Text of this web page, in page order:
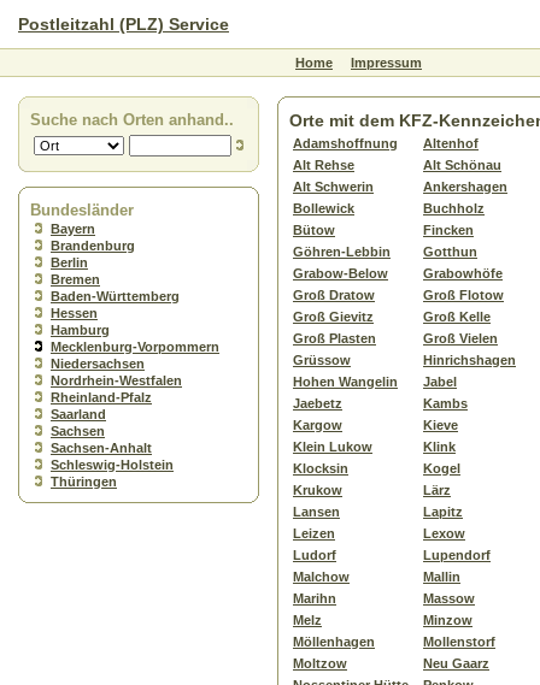
Postleitzahl (PLZ) Service
Home Impressum
Suche nach Orten anhand..
Bundesländer
Bayern
Brandenburg
Berlin
Bremen
Baden-Württemberg
Hessen
Hamburg
Mecklenburg-Vorpommern
Niedersachsen
Nordrhein-Westfalen
Rheinland-Pfalz
Saarland
Sachsen
Sachsen-Anhalt
Schleswig-Holstein
Thüringen
Orte mit dem KFZ-
Adamshoffnung
Altenhof
Alt Rehse
Alt Schönau
Alt Schwerin
Ankershagen
Bollewick
Buchholz
Bütow
Fincken
Göhren-Lebbin
Gotthun
Grabow-Below
Grabowhöfe
Groß Dratow
Groß Flotow
Groß Gievitz
Groß Kelle
Groß Plasten
Groß Vielen
Grüssow
Hinrichshagen
Hohen Wangelin
Jabel
Jaebetz
Kambs
Kargow
Kieve
Klein Lukow
Klink
Klocksin
Kogel
Krukow
Lärz
Lansen
Lapitz
Leizen
Lexow
Ludorf
Lupendorf
Malchow
Mallin
Marihn
Massow
Melz
Minzow
Möllenhagen
Mollenstorf
Moltzow
Neu Gaarz